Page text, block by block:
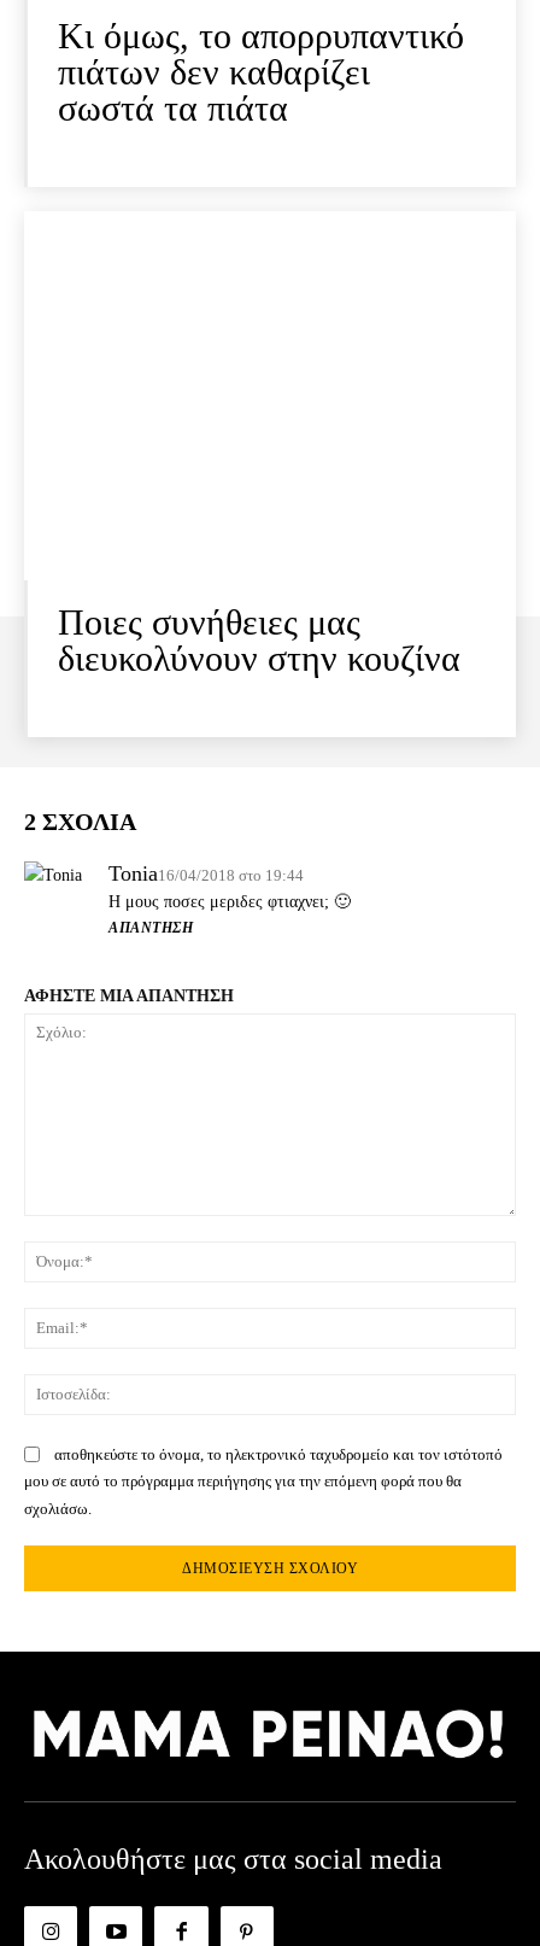
Κι όμως, το απορρυπαντικό
πιάτων δεν καθαρίζει
σωστά τα πιάτα
Ποιες συνήθειες μας
διευκολύνουν στην κουζίνα
2 ΣΧΟΛΙΑ
Tonia16/04/2018 στο 19:44
Η μους ποσες μεριδες φτιαχνει; 🙂
ΑΠΆΝΤΗΣΗ
ΑΦΗΣΤΕ ΜΙΑ ΑΠΑΝΤΗΣΗ
αποθηκεύστε το όνομα, το ηλεκτρονικό ταχυδρομείο και τον ιστότοπό
μου σε αυτό το πρόγραμμα περιήγησης για την επόμενη φορά που θα
σχολιάσω.
Ακολουθήστε μας στα social media